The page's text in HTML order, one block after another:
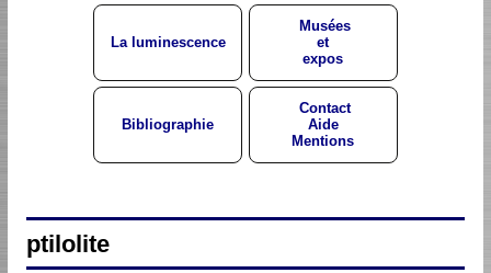
La luminescence
Musées
et
expos
Bibliographie
Contact
Aide
Mentions
ptilolite